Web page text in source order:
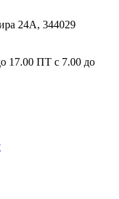
24А, 344029
17.00 ПТ с 7.00 до